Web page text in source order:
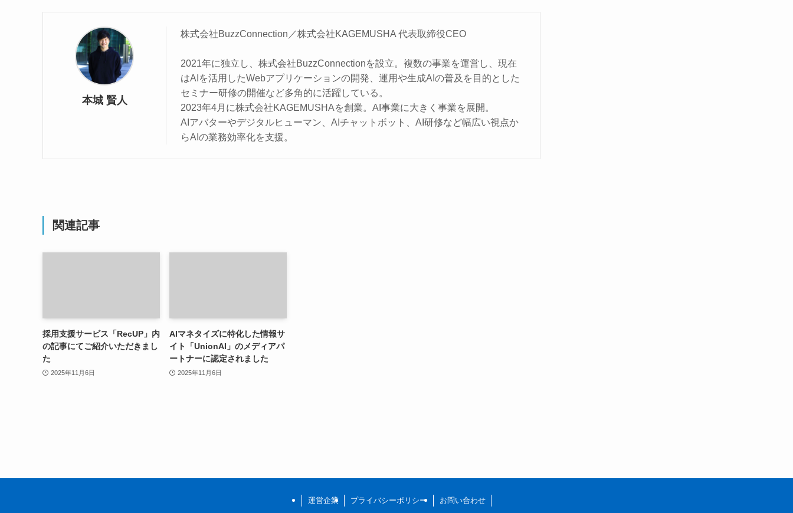
本城 賢人
株式会社BuzzConnection／株式会社KAGEMUSHA 代表取締役CEO
2021年に独立し、株式会社BuzzConnectionを設立。複数の事業を運営し、現在
はAIを活用したWebアプリケーションの開発、運用や生成AIの普及を目的とした
セミナー研修の開催など多角的に活躍している。
2023年4月に株式会社KAGEMUSHAを創業。AI事業に大きく事業を展開。
AIアバターやデジタルヒューマン、AIチャットボット、AI研修など幅広い視点か
らAIの業務効率化を支援。
関連記事
採用支援サービス「RecUP」内
の記事にてご紹介いただきまし
た
2025年11月6日
AIマネタイズに特化した情報サ
イト「UnionAI」のメディアパ
ートナーに認定されました
2025年11月6日
運営企業 プライバシーポリシー お問い合わせ